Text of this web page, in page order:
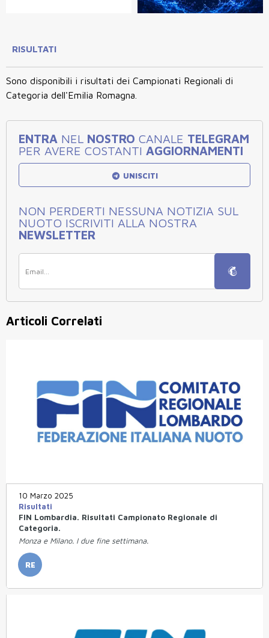
RISULTATI
Sono disponibili i risultati dei Campionati Regionali di
Categoria dell'Emilia Romagna.
ENTRA NEL NOSTRO CANALE TELEGRAM
PER AVERE COSTANTI AGGIORNAMENTI
UNISCITI
NON PERDERTI NESSUNA NOTIZIA SUL
NUOTO ISCRIVITI ALLA NOSTRA
NEWSLETTER
Articoli Correlati
10 Marzo 2025
Risultati
FIN Lombardia. Risultati Campionato Regionale di
Categoria.
Monza e Milano. I due fine settimana.
RE